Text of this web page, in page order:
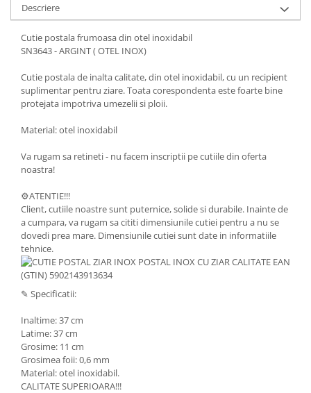
Descriere
Cutie postala frumoasa din otel inoxidabil
SN3643 - ARGINT ( OTEL INOX)
Cutie postala de inalta calitate, din otel inoxidabil, cu un recipient
suplimentar pentru ziare. Toata corespondenta este foarte bine
protejata impotriva umezelii si ploii.
Material: otel inoxidabil
Va rugam sa retineti - nu facem inscriptii pe cutiile din oferta
noastra!
⚙️ATENTIE!!!
Client, cutiile noastre sunt puternice, solide si durabile. Inainte de
a cumpara, va rugam sa cititi dimensiunile cutiei pentru a nu se
dovedi prea mare. Dimensiunile cutiei sunt date in informatiile
tehnice.
✎ Specificatii:
Inaltime: 37 cm
Latime: 37 cm
Grosime: 11 cm
Grosimea foii: 0,6 mm
Material: otel inoxidabil.
CALITATE SUPERIOARA!!!